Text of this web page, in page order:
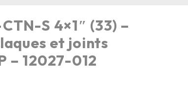
S 4×1″ (33) –
et joints
– 12027-012